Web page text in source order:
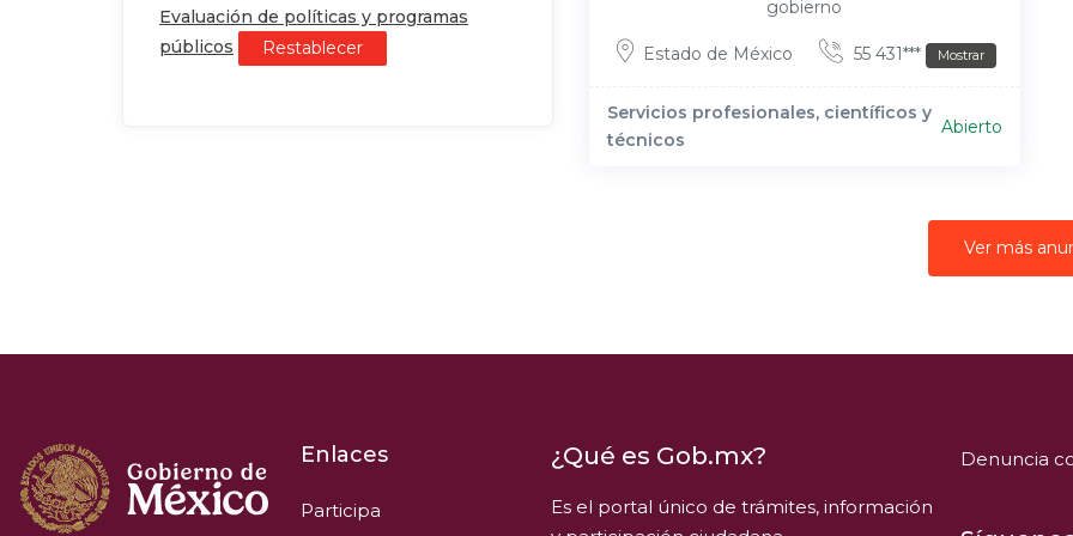
Evaluación de políticas y programas
públicos
Restablecer
gobierno
Estado de México 55 431*** Mostrar
Servicios profesionales, científicos y
técnicos
Abierto
Ver más
Enlaces
Participa
¿Qué es Gob.mx?
Es el portal único de trámites, información
Denuncia